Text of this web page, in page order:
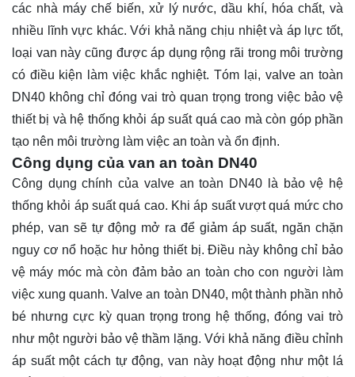
các nhà máy chế biến, xử lý nước, dầu khí, hóa chất, và
nhiều lĩnh vực khác. Với khả năng chịu nhiệt và áp lực tốt,
loại van này cũng được áp dụng rộng rãi trong môi trường
có điều kiện làm việc khắc nghiệt. Tóm lại, valve an toàn
DN40 không chỉ đóng vai trò quan trọng trong việc bảo vệ
thiết bị và hệ thống khỏi áp suất quá cao mà còn góp phần
tạo nên môi trường làm việc an toàn và ổn định.
Công dụng của van an toàn DN40
Công dụng chính của valve an toàn DN40 là bảo vệ hệ
thống khỏi áp suất quá cao. Khi áp suất vượt quá mức cho
phép, van sẽ tự động mở ra để giảm áp suất, ngăn chặn
nguy cơ nổ hoặc hư hỏng thiết bị. Điều này không chỉ bảo
vệ máy móc mà còn đảm bảo an toàn cho con người làm
việc xung quanh. Valve an toàn DN40, một thành phần nhỏ
bé nhưng cực kỳ quan trọng trong hệ thống, đóng vai trò
như một người bảo vệ thầm lặng. Với khả năng điều chỉnh
áp suất một cách tự động, van này hoạt động như một lá